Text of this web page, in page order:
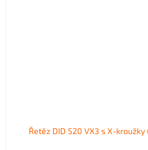
Řetěz DID 520 VX3 s X-